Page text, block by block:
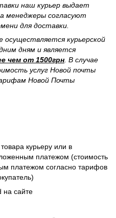
наш курьер выдает
менеджеры согласуют
для доставки.
курьерской
дням и является
чем от 1500грн . В случае
услуг Новой почты
Новой Почты
курьеру или в
платежом (стоимость
платежом согласно тарифов
на сайте